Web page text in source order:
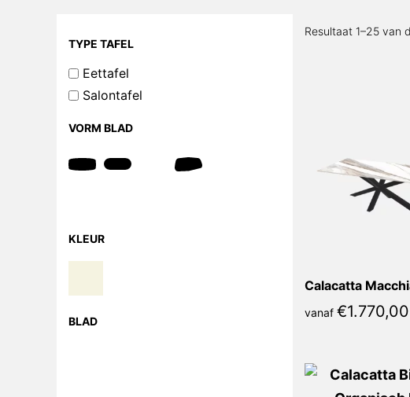
Resultaat 1–25 van
vanaf €1.770,00
TYPE TAFEL
Eettafel
Salontafel
VORM BLAD
KLEUR
BLAD